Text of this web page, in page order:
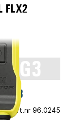
FLX2
G3
G3
art.nr 96.0245